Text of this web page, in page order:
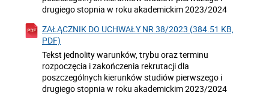
drugiego stopnia w roku akademickim 2023/2024
ZAŁĄCZNIK DO UCHWAŁY NR 38/2023 (384.51 KB,
PDF)
Tekst jednolity warunków, trybu oraz terminu
rozpoczęcia i zakończenia rekrutacji dla
poszczególnych kierunków studiów pierwszego i
drugiego stopnia w roku akademickim 2023/2024